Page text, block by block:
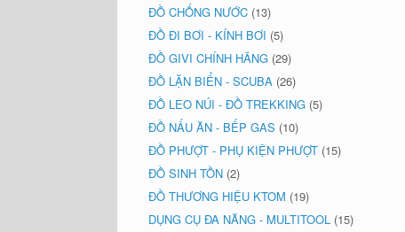
ĐỒ CHỐNG NƯỚC (13)
ĐỒ ĐI BƠI - KÍNH BƠI (5)
ĐỒ GIVI CHÍNH HÃNG (29)
ĐỒ LẶN BIỂN - SCUBA (26)
ĐỒ LEO NÚI - ĐỒ TREKKING (5)
ĐỒ NẤU ĂN - BẾP GAS (10)
ĐỒ PHƯỢT - PHỤ KIỆN PHƯỢT (15)
ĐỒ SINH TỒN (2)
ĐỒ THƯƠNG HIỆU KTOM (19)
DỤNG CỤ ĐA NĂNG - MULTITOOL (15)